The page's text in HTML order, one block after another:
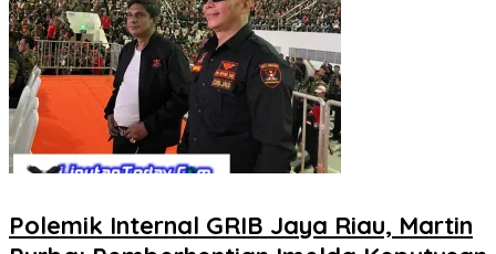
Polemik Internal GRIB Jaya Riau, Martin